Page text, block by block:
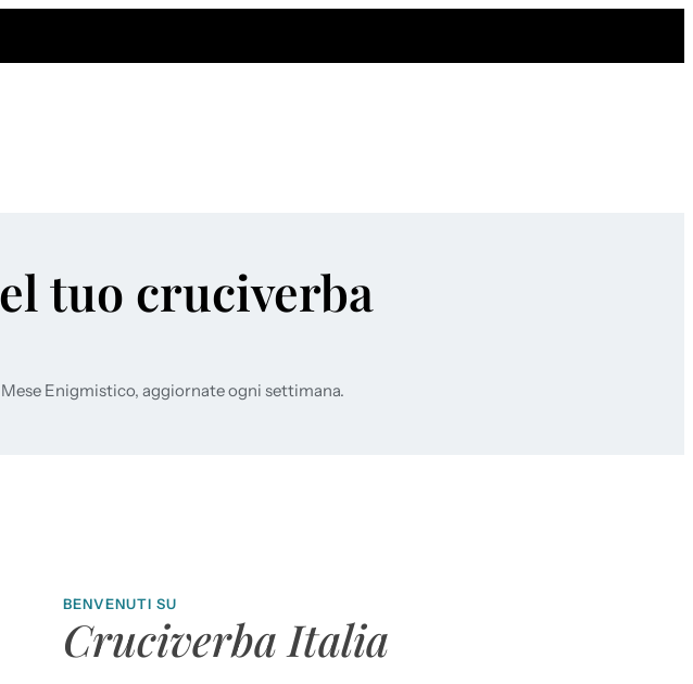
tuo cruciverba
Enigmistico, aggiornate ogni settimana.
BENVENUTI SU
Cruciverba Italia